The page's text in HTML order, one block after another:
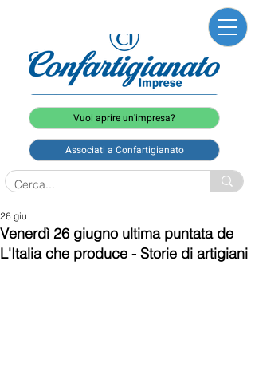
Vuoi aprire un'impresa?
Associati a Confartigianato
Venerdì 26 giugno ultima puntata de
L'Italia che produce - Storie di artigiani
26 giu